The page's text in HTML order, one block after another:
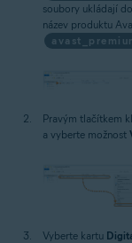
soubory ukládají
název produktu
Pravým tlačítkem
a vyberte možnost
Vyberte kartu